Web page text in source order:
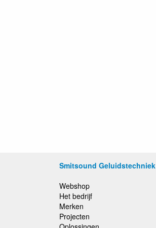
Smitsound Geluidstechniek
Webshop
Het bedrijf
Merken
Projecten